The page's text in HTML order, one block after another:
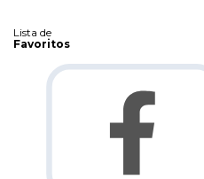
Lista de
Favoritos